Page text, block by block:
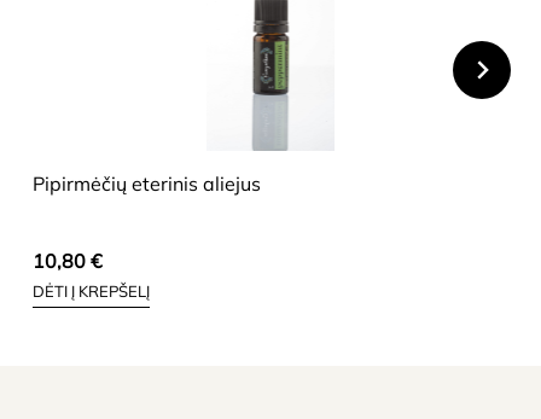
Pipirmėčių eterinis aliejus
10,80 €
DĖTI Į KREPŠELĮ